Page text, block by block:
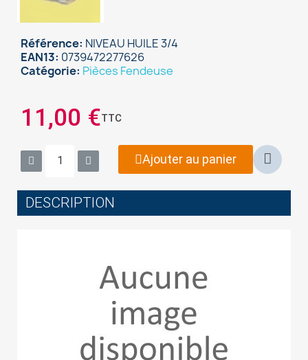
Référence NIVEAU HUILE 3/4
EAN13 0739472277626
Catégorie Pièces Fendeuse
11,00 €TTC
Ajouter au panier
DESCRIPTION
You need to be logged in to save products in your
Cancel